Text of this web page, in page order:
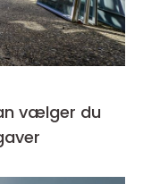
vælger du